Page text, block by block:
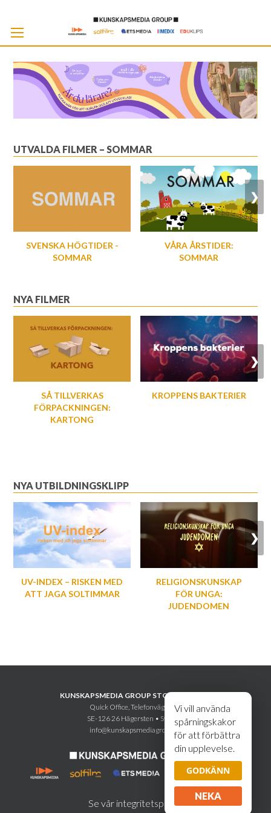
Vi vill använda
spårningskakor
för att förbättra
din upplevelse.
GODKÄNN
NEKA
UTVALDA FILMER – SOMMAR
SVENSKA HÖGTIDER -
SOMMAR
VÅRA ÅRSTIDER:
SOMMAR
❯
NYA FILMER
SÅ TILLVERKAS
FÖRPACKNINGEN:
KARTONG
KROPPENS BAKTERIER
❯
NYA UTBILDNINGSKLIPP
UV-INDEX – RISKEN MED
ATT JAGA SOLTIMMAR
RELIGIONSKUNSKAP
FÖR UNGA:
JUDENDOMEN
❯
KUNSKAPSMEDIA GROUP STOCKHOLM AB
Quick Office, Telefonvägen 30
SE-126 26 Hägersten • Sweden
info@kunskapsmediagroup.se
Se vår integritetspolicy